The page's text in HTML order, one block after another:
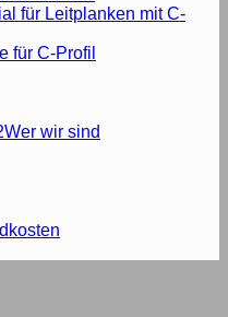
für C-Profil
Wer wir sind